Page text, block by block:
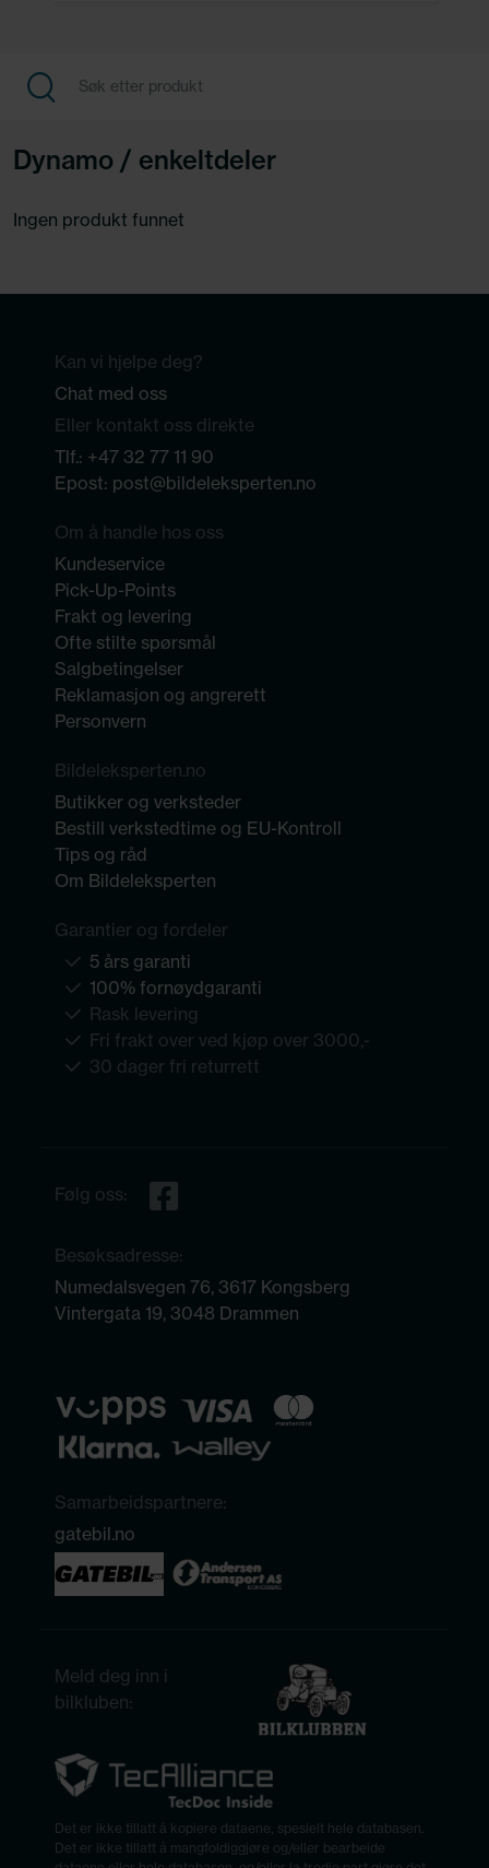
Dynamo / enkeltdeler
Ingen produkt funnet
Kan vi hjelpe deg?
Chat med oss
Eller kontakt oss direkte
Tlf.: +47 32 77 11 90
Epost: post@bildeleksperten.no
Om å handle hos oss
Kundeservice
Pick-Up-Points
Frakt og levering
Ofte stilte spørsmål
Salgbetingelser
Reklamasjon og angrerett
Personvern
Bildeleksperten.no
Butikker og verksteder
Bestill verkstedtime og EU-Kontroll
Tips og råd
Om Bildeleksperten
Garantier og fordeler
5 års garanti
100% fornøydgaranti
Rask levering
Fri frakt over ved kjøp over 3000,-
30 dager fri returrett
Følg oss:
Besøksadresse:
Numedalsvegen 76, 3617 Kongsberg
Vintergata 19, 3048 Drammen
Samarbeidspartnere:
gatebil.no
Meld deg inn i
bilkluben:
Det er ikke tillatt å kopiere dataene, spesielt hele databasen.
Det er ikke tillatt å mangfoldiggjøre og/eller bearbeide